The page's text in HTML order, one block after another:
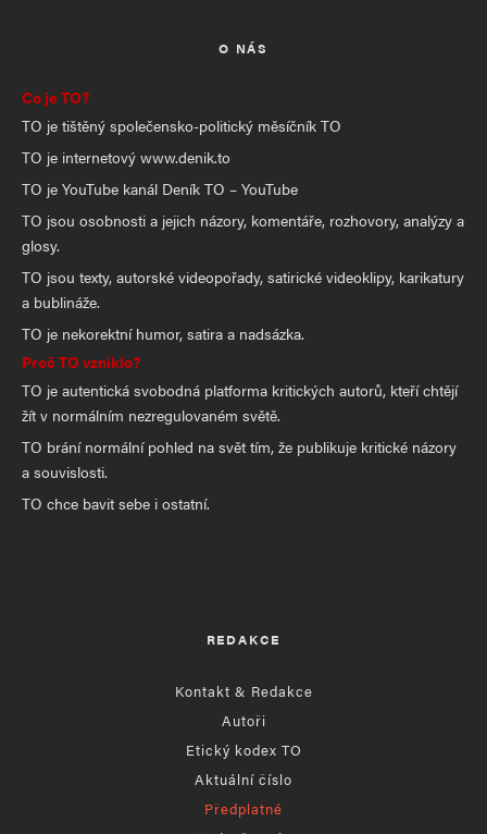
O NÁS
Co je TO?
TO je tištěný společensko-politický měsíčník TO
TO je internetový www.denik.to
TO je YouTube kanál Deník TO – YouTube
TO jsou osobnosti a jejich názory, komentáře, rozhovory, analýzy a
glosy.
TO jsou texty, autorské videopořady, satirické videoklipy, karikatury
a bublináže.
TO je nekorektní humor, satira a nadsázka.
Proč TO vzniklo?
TO je autentická svobodná platforma kritických autorů, kteří chtějí
žít v normálním nezregulovaném světě.
TO brání normální pohled na svět tím, že publikuje kritické názory
a souvislosti.
TO chce bavit sebe i ostatní.
REDAKCE
Kontakt & Redakce
Autoři
Etický kodex TO
Aktuální číslo
Předplatné